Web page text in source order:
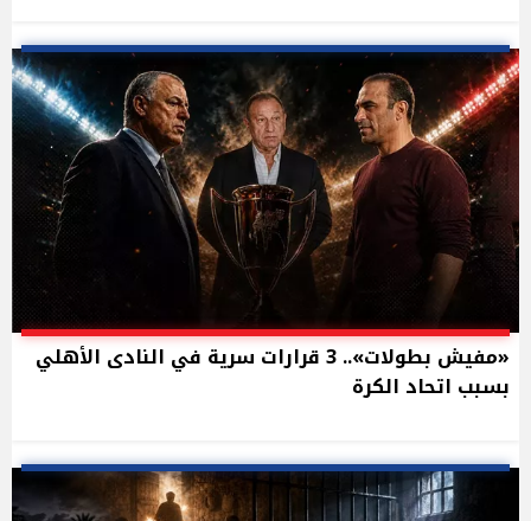
«مفيش بطولات».. 3 قرارات سرية في النادى الأهلي
بسبب اتحاد الكرة